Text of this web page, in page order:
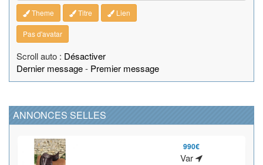
Theme Titre Lien
Pas d'avatar
Scroll auto : Désactiver
Dernier message- Premier message
ANNONCES SELLES
990€
Var